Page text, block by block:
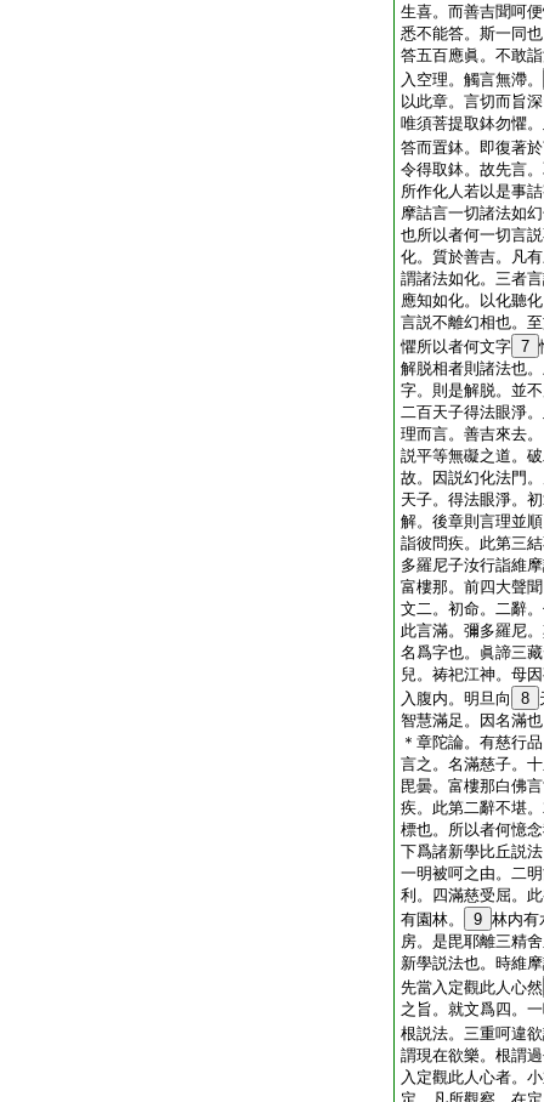
生喜。而善吉聞呵
悉不能答。斯一同
答五百應眞。不敢
入空理。觸言無滯。
以此章。言切而旨
唯須菩提取鉢勿懼
答而置鉢。即復著
令得取鉢。故先言
所作化人若以是事
摩詰言一切諸法如
也所以者何一切言
化。質於善吉。凡
謂諸法如化。三者
應知如化。以化聽
言説不離幻相也。
懼所以者何文字 7
解脱相者則諸法也
字。則是解脱。並
二百天子得法眼淨
理而言。善吉來去
説平等無礙之道。
故。因説幻化法門
天子。得法眼淨。
解。後章則言理並
詣彼問疾。此第三
多羅尼子汝行詣維
富樓那。前四大聲
文二。初命。二辭
此言滿。彌多羅尼
名爲字也。眞諦三
兒。祷祀江神。母
入腹内。明旦向
8
智慧滿足。因名滿
＊章陀論。有慈行
言之。名滿慈子。
毘曇。富樓那白佛
疾。此第二辭不堪
標也。所以者何憶
下爲諸新學比丘説
一明被呵之由。二
利。四滿慈受屈。
有園林。
9 林内有
房。是毘耶離三精
新學説法也。時維
先當入定觀此人心然
之旨。就文爲四。
根説法。三重呵違
謂現在欲樂。根謂
入定觀此人心者。